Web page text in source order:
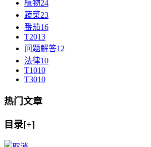
植物24
蔬菜23
番茄16
T2013
问题解答12
法律10
T1010
T3010
热门文章
目录[+]